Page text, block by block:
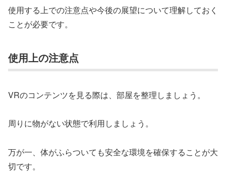
使用する上での注意点や今後の展望について理解しておく
ことが必要です。
使用上の注意点
VRのコンテンツを見る際は、部屋を整理しましょう。
周りに物がない状態で利用しましょう。
万が一、体がふらついても安全な環境を確保することが大
切です。